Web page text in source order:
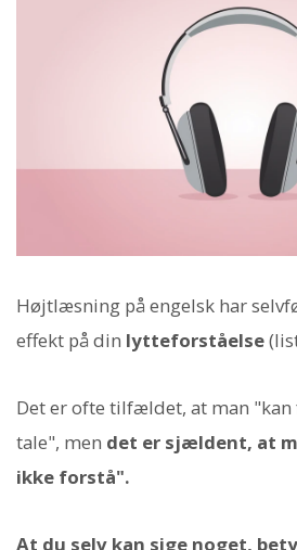
Højtlæsning på engelsk har
effekt på din lytteforståelse
Det er ofte tilfældet, at man "kan
tale", men det er sjældent, at
ikke forstå".
At du selv kan sige noget,